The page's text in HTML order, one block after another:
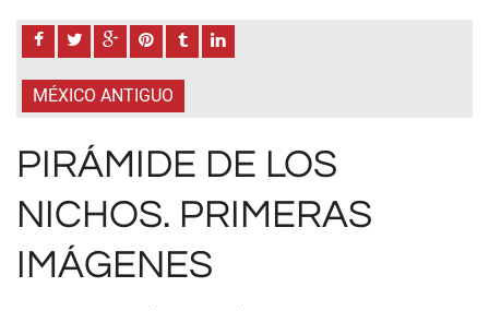
MÉXICO ANTIGUO
PIRÁMIDE DE LOS
NICHOS. PRIMERAS
IMÁGENES